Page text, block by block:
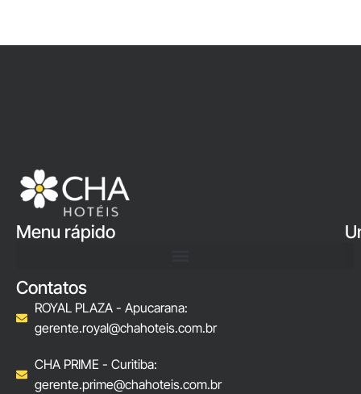
Menu rápido
Contatos
ROYAL PLAZA - Apucarana:
gerente.royal@chahoteis.com.br
CHA PRIME - Curitiba:
gerente.prime@chahoteis.com.br